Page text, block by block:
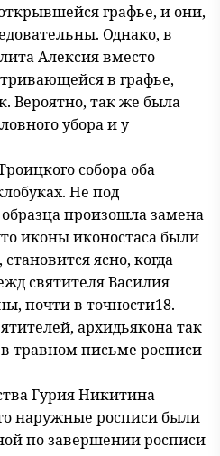
графье, и они,
Однако, в
Алексия вместо
в графье,
Вероятно, так же была
убора и у
собора оба
Не под
произошла замена
иконы иконостаса были
ясно, когда
святителя Василия
почти в точности18.
архидьякона так
травном письме росписи
Гурия Никитина
наружные росписи были
по завершении росписи